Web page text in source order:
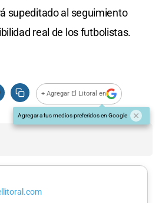
supeditado al seguimiento
real de los futbolistas.
+ Agregar El Litoral en
Agregar a tus medios preferidos en Google